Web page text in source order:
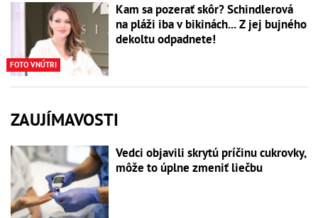
FOTO VNÚTRI
Kam sa pozerať skôr? Schindlerová
na pláži iba v bikinách... Z jej bujného
dekoltu odpadnete!
ZAUJÍMAVOSTI
Vedci objavili skrytú príčinu cukrovky,
môže to úplne zmeniť liečbu